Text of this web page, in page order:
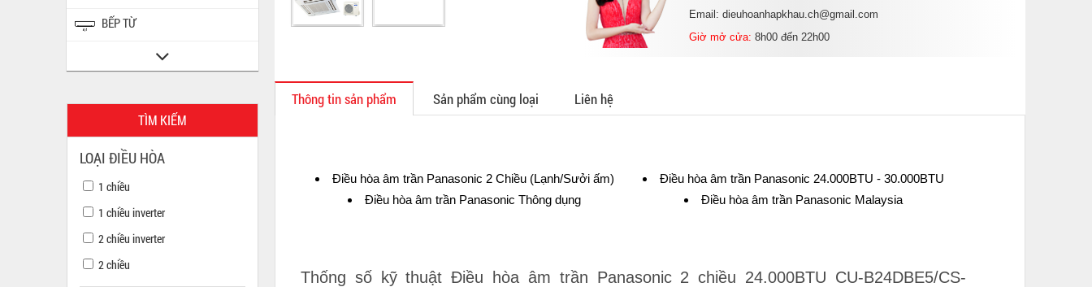
BẾP TỪ
TÌM KIẾM
LOẠI ĐIỀU HÒA
1 chiều
1 chiều inverter
2 chiều inverter
2 chiều
Email: dieuhoanhapkhau.ch@gmail.com
Giờ mở cửa: 8h00 đến 22h00
Thông tin sản phẩm Sản phẩm cùng loại Liên hệ
Điều hòa âm trần Panasonic 2 Chiều (Lạnh/Sưởi ấm)
Điều hòa âm trần Panasonic 24.000BTU - 30.000BTU
Điều hòa âm trần Panasonic Thông dụng
Điều hòa âm trần Panasonic Malaysia
Thống số kỹ thuật Điều hòa âm trần Panasonic 2 chiều 24.000BTU CU-B24DBE5/CS-